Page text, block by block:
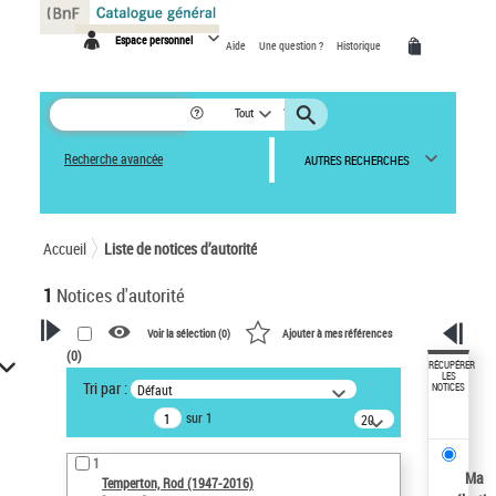
Espace personnel Aide Une question ? Historique
Tout
Recherche avancée AUTRES RECHERCHES
Accueil Liste de notices d’autorité
1 Notices d'autorité
VOTRE RECHERCHE
Recherche avancée dans les
notices d’autorité
Œuvres liées à l'auteur :
Temperton, Rod (1947-2016)
Voir la sélection (0) Ajouter à mes références
(0)
Tri par : Défaut
sur 1
20
résultats/page
1
Temperton, Rod (1947-2016)
RÉCUPÉRER
LES
NOTICES
Ma
Panneau de gestion des cookies